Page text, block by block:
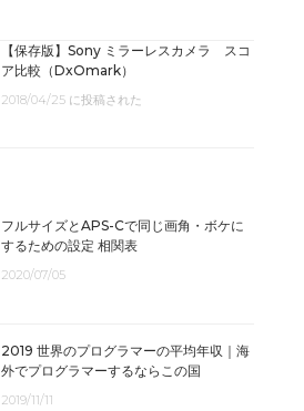
【保存版】Sony ミラーレスカメラ スコ
ア比較（DxOmark）
2018/04/25 に投稿された
フルサイズとAPS-Cで同じ画角・ボケに
するための設定 相関表
2020/07/05
2019 世界のプログラマーの平均年収｜海
外でプログラマーするならこの国
2019/11/11